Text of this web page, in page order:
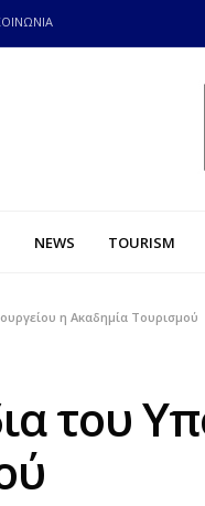
NEWS TOURISM
η Ακαδημία Τουρισμού
του